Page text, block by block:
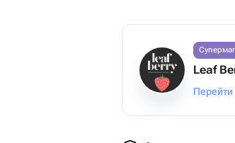
Leaf
Перейти